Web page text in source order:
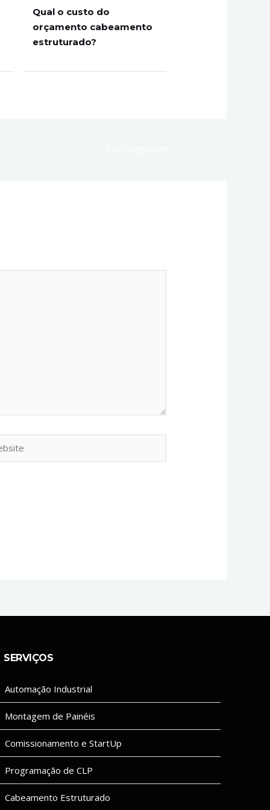
Qual o custo do
orçamento cabeamento
estruturado?
SERVIÇOS
Automação Industrial
Montagem de Painéis
Comissionamento e StartUp
Programação de CLP
Cabeamento Estruturado